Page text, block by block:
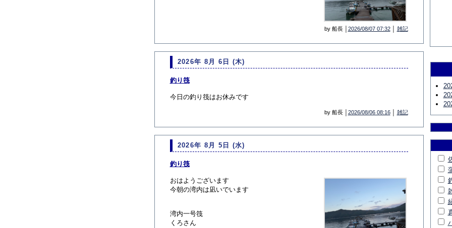
by 船長 │ 2026/08/07 07:32│ 雑記
2026年 8月 6日 (木)
釣り筏
今日の釣り筏はお休みです
by 船長 │ 2026/08/06 08:16│ 雑記
2026年 8月 5日 (水)
釣り筏
おはようございます
今朝の湾内は凪いでいます
湾内一号筏
くろさん